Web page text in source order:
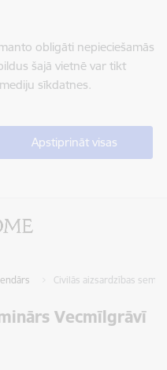
obligāti nepieciešamās
šajā vietnē var tikt
sīkdatnes.
Apstiprināt visas
Civilās aizsardzības
Vecmīlgrāvī